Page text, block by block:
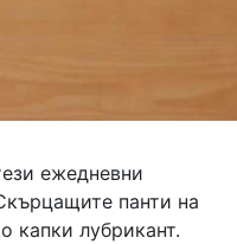
ежедневни
панти на
капки лубрикант.